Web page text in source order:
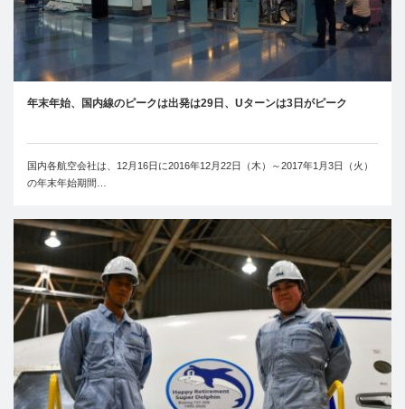
年末年始、国内線のピークは出発は29日、Uターンは3日がピーク
国内各航空会社は、12月16日に2016年12月22日（木）～2017年1月3日（火）
の年末年始期間…